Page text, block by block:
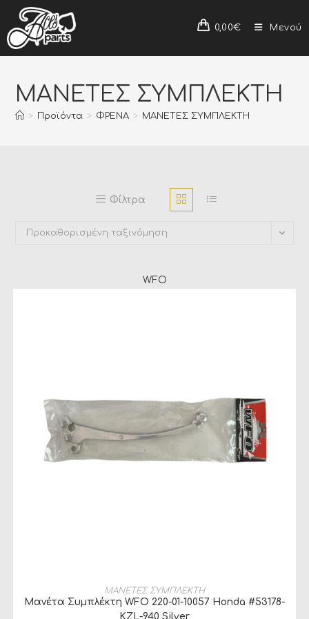
0,00€ Μενού
ΜΑΝΕΤΕΣ ΣΥΜΠΛΕΚΤΗ
> Προϊόντα > ΦΡΕΝΑ > ΜΑΝΕΤΕΣ ΣΥΜΠΛΕΚΤΗ
Φίλτρα
Προκαθορισμένη ταξινόμηση
WFO
ΔΙΑΒΆΣΤΕ ΠΕΡΙΣΣΌΤΕΡΑ
ΜΑΝΕΤΕΣ ΣΥΜΠΛΕΚΤΗ
Μανέτα Συμπλέκτη WFO 220-01-10057 Honda #53178-
KZL-940 Silver